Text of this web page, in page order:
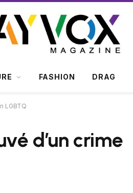
FASHION DRAG
LGBTQ
d’un crime